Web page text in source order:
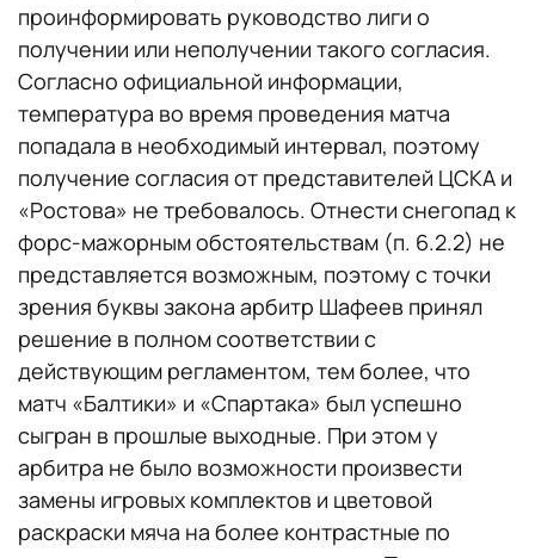
проинформировать руководство лиги о
получении или неполучении такого согласия.
Согласно официальной информации,
температура во время проведения матча
попадала в необходимый интервал, поэтому
получение согласия от представителей ЦСКА и
«Ростова» не требовалось. Отнести снегопад к
форс-мажорным обстоятельствам (п. 6.2.2) не
представляется возможным, поэтому с точки
зрения буквы закона арбитр Шафеев принял
решение в полном соответствии с
действующим регламентом, тем более, что
матч «Балтики» и «Спартака» был успешно
сыгран в прошлые выходные. При этом у
арбитра не было возможности произвести
замены игровых комплектов и цветовой
раскраски мяча на более контрастные по